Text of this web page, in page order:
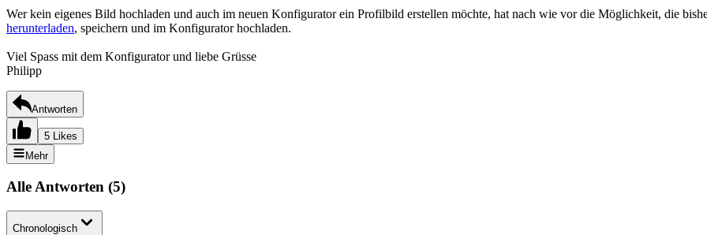
Wer kein eigenes Bild hochladen und auch im neuen Konfigurator ein Profilbild erstellen möchte, hat nach wie vor die Möglichkeit, die
herunterladen, speichern und im Konfigurator hochladen.
Viel Spass mit dem Konfigurator und liebe Grüsse
Philipp
Antworten
5 Likes
Mehr
Alle Antworten (5)
Chronologisch